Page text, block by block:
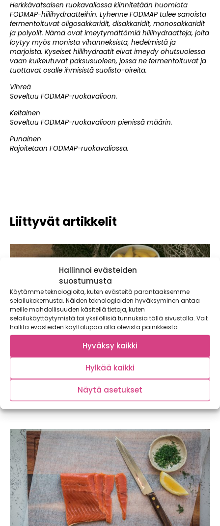
Hallinnoi evästeiden
suostumusta
Käytämme teknologioita, kuten evästeitä parantaaksemme
selailukokemusta. Näiden teknologioiden hyväksyminen antaa
meille mahdollisuuden käsitellä tietoja, kuten
selailukäyttäytymistä tai yksilöllisiä tunnuksia tällä sivustolla. Voit
hallita evästeiden käyttölupaa alla olevista painikkeista.
Hyväksy kaikki
Hylkää kaikki
Näytä asetukset
Herkkävatsaisen ruokavaliossa kiinnitetään huomiota
FODMAP-hiilihydraatteihin. Lyhenne FODMAP tulee sanoista
fermentoituvat oligosakkaridit, disakkaridit, monosakkaridit
ja polyolit. Nämä ovat imeytymättömiä hiilihydraatteja, joita
loytyy myös monista vihanneksista, hedelmistä ja
marjoista. Kyseiset hiilihydraatit eivat imeydy ohutsuolessa
vaan kulkeutuvat paksusuoleen, jossa ne fermentoituvat ja
tuottavat osalle ihmisistä suolisto-oireita.
Vihreä
Soveltuu FODMAP-ruokavalioon.
Keltainen
Soveltuu FODMAP-ruokavalioon pienissä määrin.
Punainen
Rajoitetaan FODMAP-ruokavaliossa.
Liittyvät artikkelit
Kotimaista kalaa syömällä myös ympäristö
kiittää